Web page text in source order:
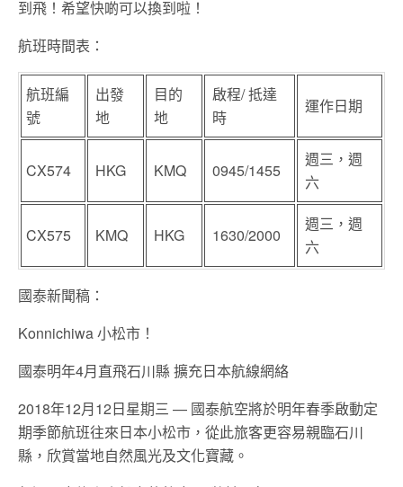
到飛！希望快啲可以換到啦！
航班時間表：
航班編
號
出發
地
目的
地
啟程/ 抵達
時
運作日期
CX574 HKG KMQ 0945/1455
週三，週
六
CX575 KMQ HKG 1630/2000
週三，週
六
國泰新聞稿：
Konnichiwa 小松市！
國泰明年4月直飛石川縣 擴充日本航線網絡
2018年12月12日星期三 — 國泰航空將於明年春季啟動定
期季節航班往來日本小松市，從此旅客更容易親臨石川
縣，欣賞當地自然風光及文化寶藏。